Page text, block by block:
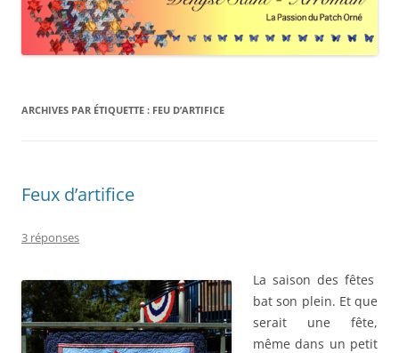
ARCHIVES PAR ÉTIQUETTE : FEU D’ARTIFICE
Feux d’artifice
3 réponses
La saison des fêtes
bat son plein. Et que
serait une fête,
même dans un petit